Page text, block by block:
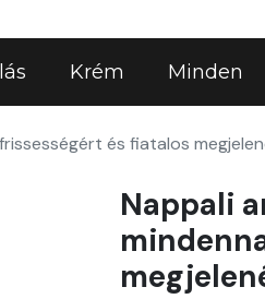
Krém Minden
és fiatalos
Nappali